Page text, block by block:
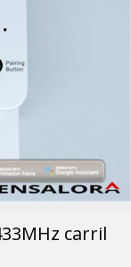
carril